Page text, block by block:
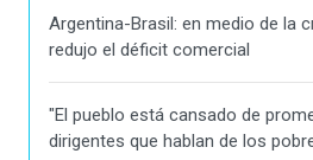
Argentina-Brasil: en medio de la
redujo el déficit comercial
"El pueblo está cansado de
dirigentes que hablan de los